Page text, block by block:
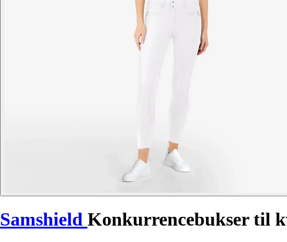
Samshield Konkurrencebukser til